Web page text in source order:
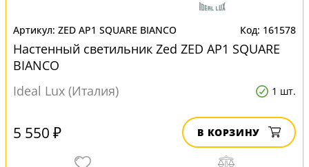
ZED AP1 SQUARE BIANCO 161578
Настенный светильник Zed ZED AP1 SQUARE
BIANCO
Ideal Lux (Италия)
1 шт.
5 550 ₽ В КОРЗИНУ